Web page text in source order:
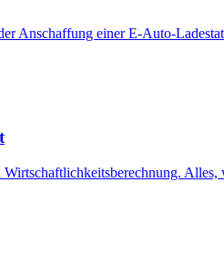
Anschaffung einer E-Auto-
Alles,